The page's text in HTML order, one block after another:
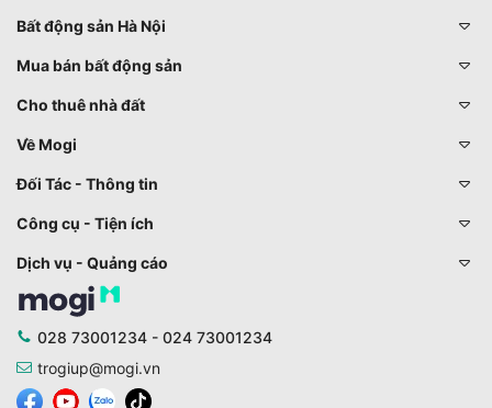
Bất động sản Hà Nội
Mua bán bất động sản
Cho thuê nhà đất
Về Mogi
Đối Tác - Thông tin
Công cụ - Tiện ích
Dịch vụ - Quảng cáo
028 73001234 - 024 73001234
trogiup@mogi.vn